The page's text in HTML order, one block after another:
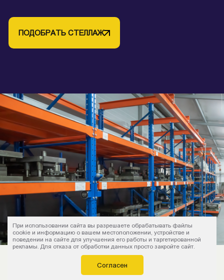
ПОДОБРАТЬ СТЕЛЛАЖ
При использовании сайта вы разрешаете обрабатывать файлы
cookie и информацию о вашем местоположении, устройстве и
поведении на сайте для улучшения его работы и таргетированной
рекламы. Для отказа от обработки данных просто закройте сайт.
Согласен